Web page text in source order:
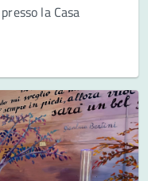
la Casa